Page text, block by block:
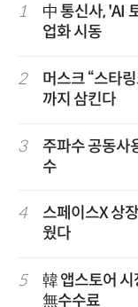
1
中 통신사, 'AI
업화 시동
2
머스크 “스타
까지 삼킨다
3
주파수 공동사
수
4
스페이스X 상
웠다
5
韓 앱스토어
無수수료